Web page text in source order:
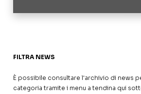
FILTRA NEWS
È possibile consultare l'archivio di news
categoria tramite i menu a tendina qui